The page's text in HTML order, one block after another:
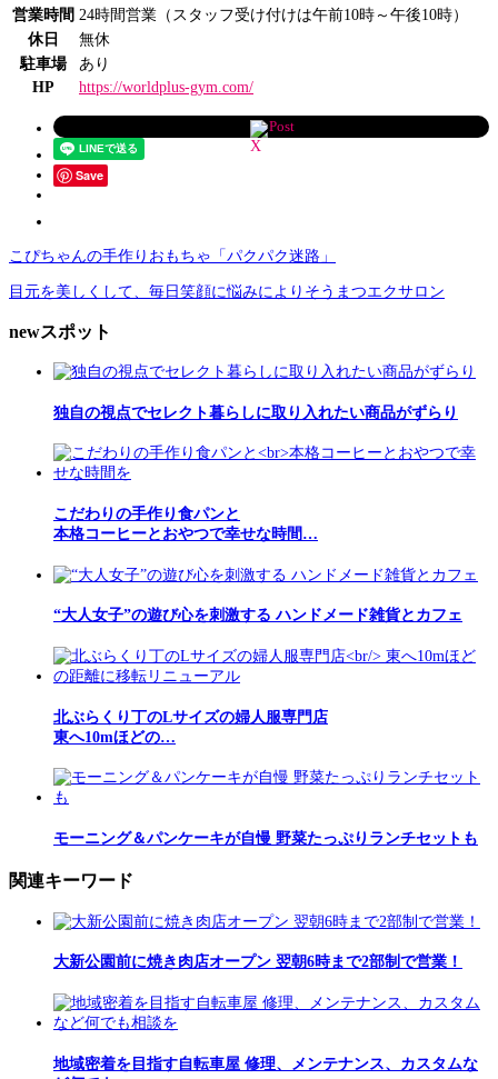
営業時間 24時間営業（スタッフ受け付けは午前10時～午後10時）
休日
無休
駐車場
あり
HP
https://worldplus-gym.com/
Post
Save
こぴちゃんの手作りおもちゃ「パクパク迷路」
目元を美しくして、毎日笑顔に悩みによりそうまつエクサロン
newスポット
独自の視点でセレクト暮らしに取り入れたい商品がずらり
こだわりの手作り食パンと
本格コーヒーとおやつで幸せな時間…
“大人女子”の遊び心を刺激する ハンドメード雑貨とカフェ
北ぶらくり丁のLサイズの婦人服専門店
東へ10mほどの…
モーニング＆パンケーキが自慢 野菜たっぷりランチセットも
関連キーワード
大新公園前に焼き肉店オープン 翌朝6時まで2部制で営業！
地域密着を目指す自転車屋 修理、メンテナンス、カスタムな